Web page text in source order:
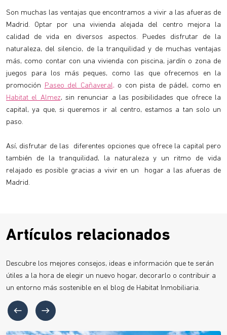
Son muchas las ventajas que encontramos a vivir a las afueras de
Madrid. Optar por una vivienda alejada del centro mejora la
calidad de vida en diversos aspectos. Puedes disfrutar de la
naturaleza, del silencio, de la tranquilidad y de muchas ventajas
más, como contar con una vivienda con piscina, jardín o zona de
juegos para los más peques, como las que ofrecemos en la
promoción
Paseo del Cañaveral, o con pista de pádel, como en
Habitat el Almez, sin renunciar a las posibilidades que ofrece la
capital, ya que, si queremos ir al centro, estamos a tan solo un
paso.
Así, disfrutar de las diferentes opciones que ofrece la capital pero
también de la tranquilidad, la naturaleza y un ritmo de vida
relajado es posible gracias a vivir en un hogar a las afueras de
Madrid.
Artículos relacionados
Descubre los mejores consejos, ideas e información que te serán
útiles a la hora de elegir un nuevo hogar, decorarlo o contribuir a
un entorno más sostenible en el blog de Habitat Inmobiliaria.